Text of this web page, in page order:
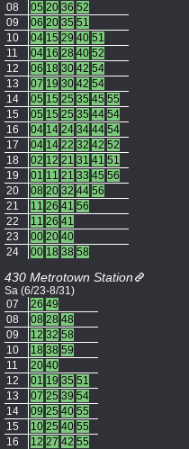
08
05 20 36 52
09
06 20 35 51
10
04 15 29 40 51
11
04 16 28 40 52
12
06 18 30 42 54
13
07 19 30 42 54
14
05 15 25 35 45 55
15
05 15 25 35 44 54
16
04 14 24 34 44 54
17
04 14 22 32 42 52
18
02 12 21 31 41 51
19
01 11 21 33 45 56
20
08 20 32 44 56
21
11 26 41 56
22
11 26 41
23
00 20 40
24
00 18 38 58
430 Metrotown Station
Sa (6/23-8/31)
07
26 49
08
08 28 48
09
12 32 58
10
18 38 59
11
20 40
12
01 19 35 51
13
07 25 39 54
14
09 25 40 55
15
10 25 40 55
16
12 27 42 55